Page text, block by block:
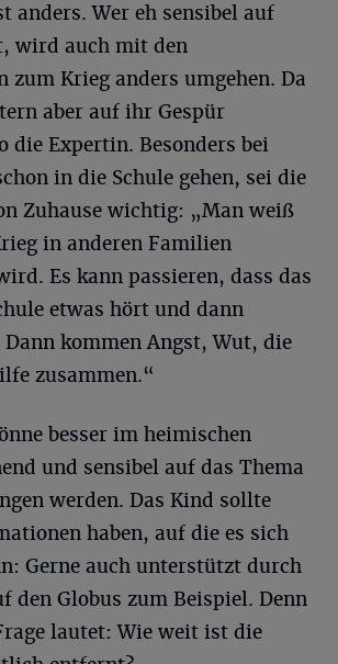
anders. Wer eh sensibel auf
wird auch mit den
zum Krieg anders umgehen. Da
aber auf ihr Gespür
die Expertin. Besonders bei
in die Schule gehen, sei die
Zuhause wichtig: „Man weiß
in anderen Familien
Es kann passieren, dass das
etwas hört und dann
kommen Angst, Wut, die
zusammen.“
besser im heimischen
und sensibel auf das Thema
werden. Das Kind sollte
haben, auf die es sich
Gerne auch unterstützt durch
den Globus zum Beispiel. Denn
lautet: Wie weit ist die